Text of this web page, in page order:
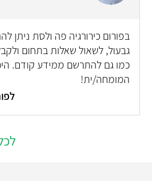
בפורום כירורגיה פה ולסת ניתן
גבעול, לשאול שאלות בתחום
כמו גם להתרשם ממידע קודם.
המומחה/ית!